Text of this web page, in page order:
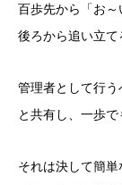
百歩先から「お
後ろから追い立て
管理者として行
と共有し、一歩で
それは決して簡